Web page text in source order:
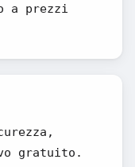
a prezzi
gratuito.